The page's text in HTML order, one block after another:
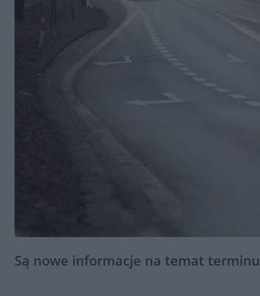
Są nowe informacje na temat